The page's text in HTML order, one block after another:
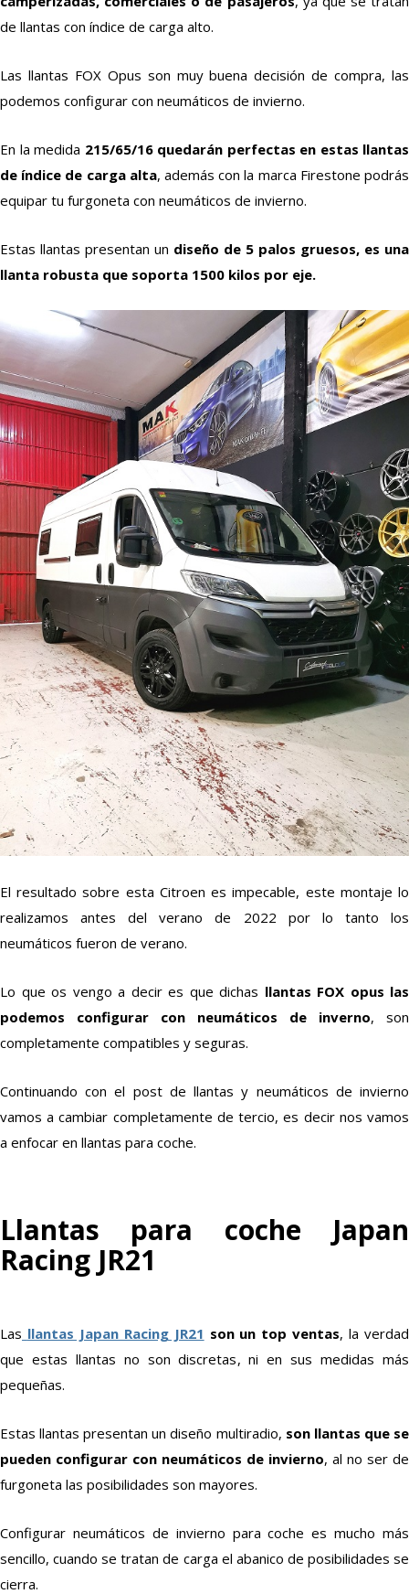
de llantas con índice de carga alto.
Las llantas FOX Opus son muy buena decisión de compra, las
podemos configurar con neumáticos de invierno.
En la medida 215/65/16 quedarán perfectas en estas llantas
de índice de carga alta, además con la marca Firestone podrás
equipar tu furgoneta con neumáticos de invierno.
Estas llantas presentan un diseño de 5 palos gruesos, es una
llanta robusta que soporta 1500 kilos por eje.
El resultado sobre esta Citroen es impecable, este montaje lo
realizamos antes del verano de 2022 por lo tanto los
neumáticos fueron de verano.
Lo que os vengo a decir es que dichas llantas FOX opus las
podemos configurar con neumáticos de inverno, son
completamente compatibles y seguras.
Continuando con el post de llantas y neumáticos de invierno
vamos a cambiar completamente de tercio, es decir nos vamos
a enfocar en llantas para coche.
Llantas para coche Japan
Racing JR21
Las llantas Japan Racing JR21 son un top ventas, la verdad
que estas llantas no son discretas, ni en sus medidas más
pequeñas.
Estas llantas presentan un diseño multiradio, son llantas que se
pueden configurar con neumáticos de invierno, al no ser de
furgoneta las posibilidades son mayores.
Configurar neumáticos de invierno para coche es mucho más
sencillo, cuando se tratan de carga el abanico de posibilidades se
cierra.